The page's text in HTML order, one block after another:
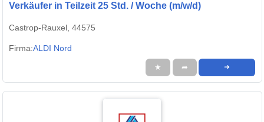
Verkäufer in Teilzeit 25 Std. / Woche (m/w/d)
Castrop-Rauxel, 44575
Firma:ALDI Nord
★ ➦ ➜